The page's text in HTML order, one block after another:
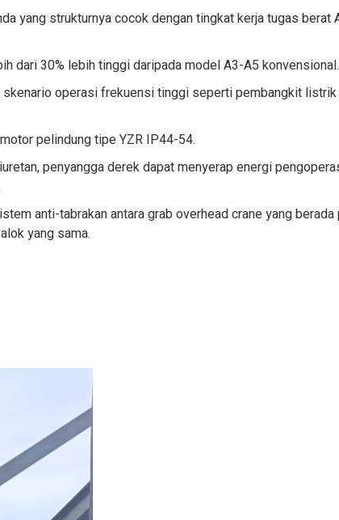
yang strukturnya cocok dengan tingkat kerja tugas berat
dari 30% lebih tinggi daripada model A3-A5 konvensional.
operasi frekuensi tinggi seperti pembangkit listrik
pelindung tipe YZR IP44-54.
penyangga derek dapat menyerap energi
anti-tabrakan antara grab overhead crane yang berada
yang sama.